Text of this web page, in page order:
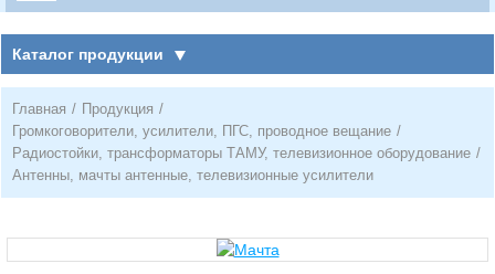
Каталог продукции
Главная / Продукция /
Громкоговорители, усилители, ПГС, проводное вещание /
Радиостойки, трансформаторы ТАМУ, телевизионное оборудование /
Антенны, мачты антенные, телевизионные усилители